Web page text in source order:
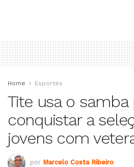
Home Esportes
Tite usa o samba
conquistar a
jovens com
por Marcelo Costa Ribeiro